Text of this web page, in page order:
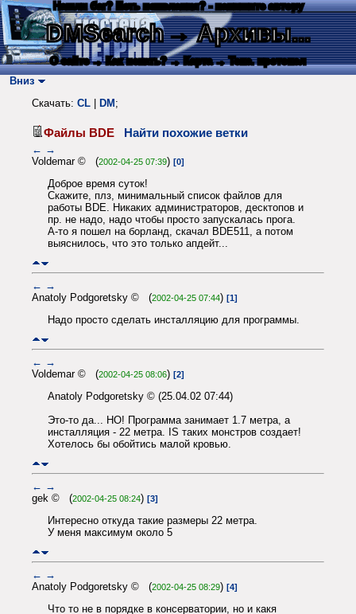
Нашли баг? Есть пожелания? - напишите автору
DMSearch→ Архивы...
О сайте → Как искать? → Карта → Текс. протокол
Вниз
Скачать: CL DM ;
Файлы BDE Найти похожие ветки
← →
Voldemar © (2002-04-25 07:39) [0]
Доброе время суток!
Скажите, плз, минимальный список файлов для
работы BDE. Никаких администраторов, десктопов и
пр. не надо, надо чтобы просто запускалась прога.
А-то я пошел на борланд, скачал BDE511, а потом
выяснилось, что это только апдейт...
← →
Anatoly Podgoretsky © (2002-04-25 07:44) [1]
Надо просто сделать инсталляцию для программы.
← →
Voldemar © (2002-04-25 08:06) [2]
Anatoly Podgoretsky © (25.04.02 07:44)
Это-то да... НО! Программа занимает 1.7 метра, а
инсталляция - 22 метра. IS таких монстров создает!
Хотелось бы обойтись малой кровью.
← →
gek © (2002-04-25 08:24) [3]
Интересно откуда такие размеры 22 метра.
У меня максимум около 5
← →
Anatoly Podgoretsky © (2002-04-25 08:29) [4]
Что то не в порядке в консерватории, но и какя